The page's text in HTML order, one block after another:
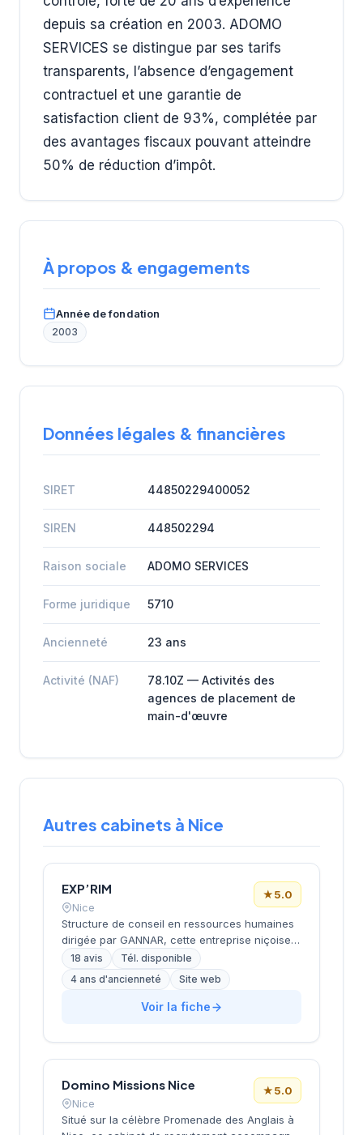
depuis sa création en 2003. ADOMO
SERVICES se distingue par ses tarifs
transparents, l’absence d’engagement
contractuel et une garantie de
satisfaction client de 93%, complétée par
des avantages fiscaux pouvant atteindre
50% de réduction d’impôt.
À propos & engagements
Année de fondation
2003
Données légales & financières
SIRET 44850229400052
SIREN 448502294
Raison sociale ADOMO SERVICES
Forme juridique 5710
Ancienneté 23 ans
Activité (NAF)
78.10Z — Activités des
agences de placement de
main-d'œuvre
Autres cabinets à Nice
EXP’RIM
Nice
★5.0
Structure de conseil en ressources humaines
dirigée par GANNAR, cette entreprise niçoise
intervient dans le recrutement et
l'accompagnement des entreprises. Basée
avenue de Saint-Sylvestre dans le 6e
arrondissement de Nice, elle développe une
locale.
18 avis
Tél. disponible
4 ans d'ancienneté
Site web
Voir la fiche
Domino Missions Nice
Nice
★5.0
Situé sur la célèbre Promenade des Anglais à